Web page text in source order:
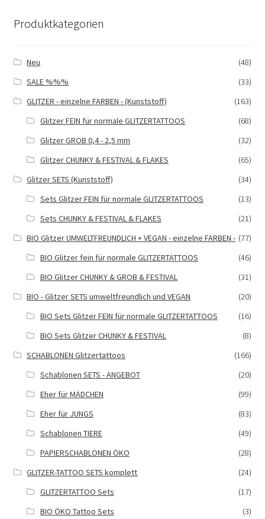
Produktkategorien
Neu
(48)
SALE %%%
(33)
GLITZER - einzelne FARBEN - (Kunststoff)
(163)
Glitzer FEIN für normale GLITZERTATTOOS
(68)
Glitzer GROB 0,4 - 2,5 mm
(32)
Glitzer CHUNKY & FESTIVAL & FLAKES
(65)
Glitzer SETS (Kunststoff)
(34)
Sets Glitzer FEIN für normale GLITZERTATTOOS
(13)
Sets CHUNKY & FESTIVAL & FLAKES
(21)
BIO Glitzer UMWELTFREUNDLICH + VEGAN - einzelne FARBEN - (77)
BIO Glitzer fein für normale GLITZERTATTOOS
(46)
BIO Glitzer CHUNKY & GROB & FESTIVAL
(31)
BIO - Glitzer SETS umweltfreundlich und VEGAN
(20)
BIO Sets Glitzer FEIN für normale GLITZERTATTOOS
(16)
BIO Sets Glitzer CHUNKY & FESTIVAL
(8)
SCHABLONEN Glitzertattoos
(166)
Schablonen SETS - ANGEBOT
(20)
Eher für MÄDCHEN
(99)
Eher für JUNGS
(83)
Schablonen TIERE
(49)
PAPIERSCHABLONEN ÖKO
(28)
GLITZER-TATTOO SETS komplett
(24)
GLITZERTATTOO Sets
(17)
BIO ÖKO Tattoo Sets
(3)